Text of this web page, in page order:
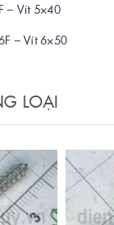
– Vít 5×40
– Vít 6×50
LOẠI